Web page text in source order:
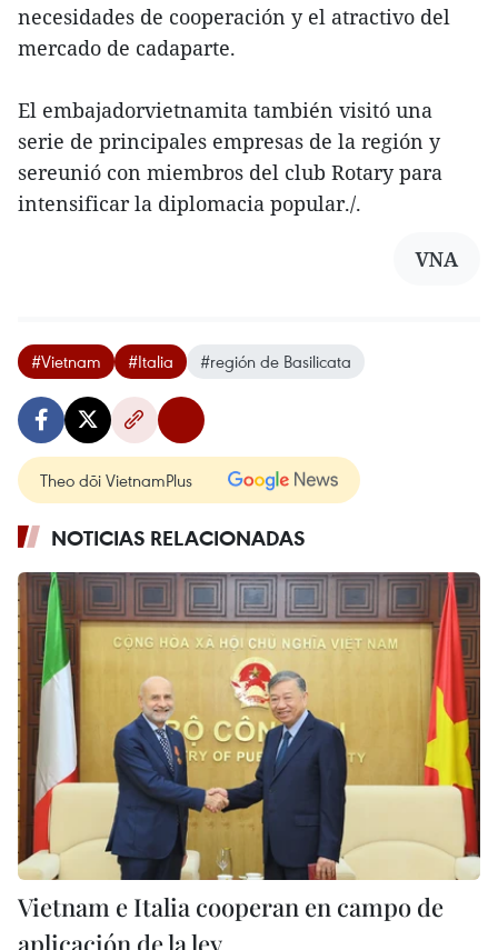
necesidades de cooperación y el atractivo del
mercado de cadaparte.
El embajadorvietnamita también visitó una
serie de principales empresas de la región y
sereunió con miembros del club Rotary para
intensificar la diplomacia popular./.
VNA
#Vietnam #Italia #región de Basilicata
Theo dõi VietnamPlus
NOTICIAS RELACIONADAS
Vietnam e Italia cooperan en campo de